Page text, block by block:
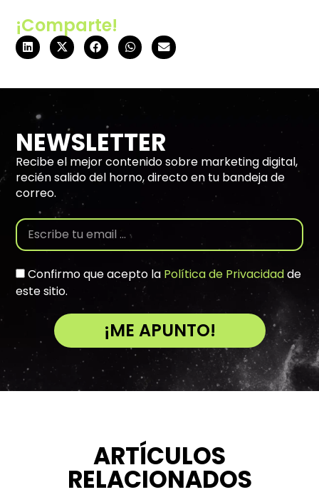
¡Comparte!
NEWSLETTER
Recibe el mejor contenido sobre marketing digital,
recién salido del horno, directo en tu bandeja de
correo.
Confirmo que acepto la Política de Privacidadde
este sitio.
¡ME APUNTO!
t
ARTÍCULOS
RELACIONADOS